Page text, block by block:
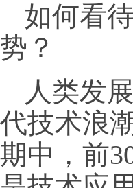
如何看
势？
人类发
代技术浪
期中，前